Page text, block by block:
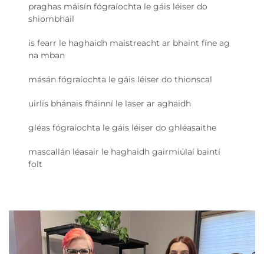
praghas máisín fógraíochta le gáis léiser do
shiombháil
is fearr le haghaidh maistreacht ar bhaint fíne ag
na mban
másán fógraíochta le gáis léiser do thionscal
uirlis bhánais fháinní le laser ar aghaidh
gléas fógraíochta le gáis léiser do ghléasaithe
mascallán léasair le haghaidh gairmiúlaí baintí
folt